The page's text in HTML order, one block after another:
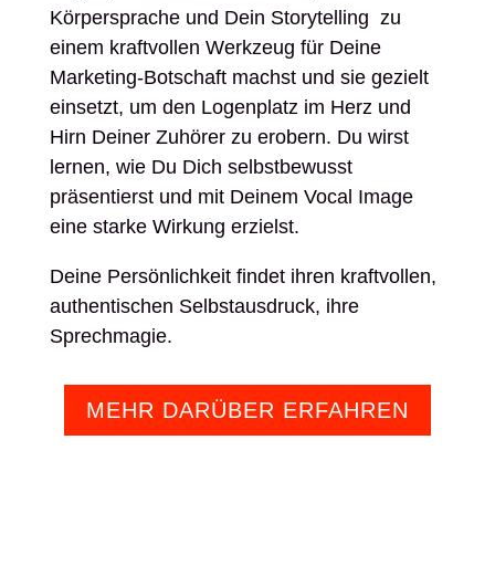
Körpersprache und Dein Storytelling zu
einem kraftvollen Werkzeug für Deine
Marketing-Botschaft machst und sie gezielt
einsetzt, um den Logenplatz im Herz und
Hirn Deiner Zuhörer zu erobern. Du wirst
lernen, wie Du Dich selbstbewusst
präsentierst und mit Deinem Vocal Image
eine starke Wirkung erzielst.
Deine Persönlichkeit findet ihren kraftvollen,
authentischen Selbstausdruck, ihre
Sprechmagie.
MEHR DARÜBER ERFAHREN